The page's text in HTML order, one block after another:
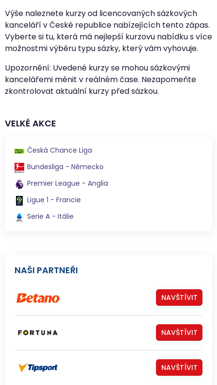
Výše naleznete kurzy od licencovaných sázkových
kanceláří v České republice nabízejících tento zápas.
Vyberte si tu, která má nejlepší kurzovu nabídku s více
možnostmi výběru typu sázky, který vám vyhovuje.
Upozornění: Uvedené kurzy se mohou sázkovými
kancelářemi měnit v reálném čase. Nezapomeňte
zkontrolovat aktuální kurzy před sázkou.
VELKÉ AKCE
Česká Chance Liga
Bundesliga - Německo
Premier League - Anglia
Ligue 1 - Francie
Serie A - Itálie
NAŠI PARTNEŘI
NAVŠTÍVIT
NAVŠTÍVIT
NAVŠTÍVIT